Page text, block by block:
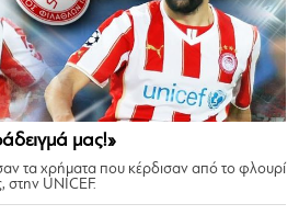
μας!»
τα χρήματα που κέρδισαν από το φλουρί
στην UNICEF.